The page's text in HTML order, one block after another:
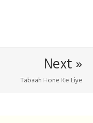
Next »
Tabaah Hone Ke Liye